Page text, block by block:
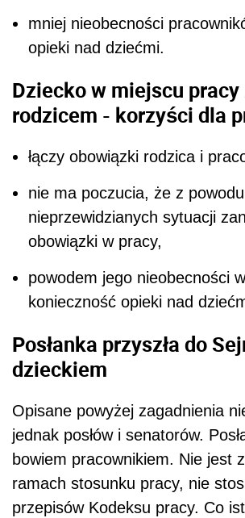
mniej nieobecności
opieki nad dziećmi.
Dziecko w miejscu pracy
rodzicem - korzyści dla
łączy obowiązki rodzica i
nie ma poczucia, że z powodu
nieprzewidzianych sytuacji
obowiązki w pracy,
powodem jego nieobecności
konieczność opieki nad
Posłanka przyszła do
dzieckiem
Opisane powyżej zagadnienia
jednak posłów i senatorów.
bowiem pracownikiem. Nie jest
ramach stosunku pracy, nie
przepisów Kodeksu pracy. Co